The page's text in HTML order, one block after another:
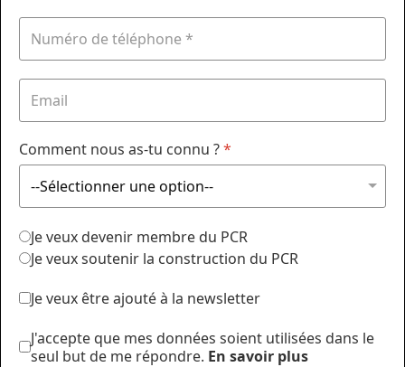
Comment nous as-tu connu ?*
Je veux devenir membre du PCR
Je veux soutenir la construction du PCR
Je veux être ajouté à la newsletter
J'accepte que mes données soient utilisées dans le
seul but de me répondre. En savoir plus